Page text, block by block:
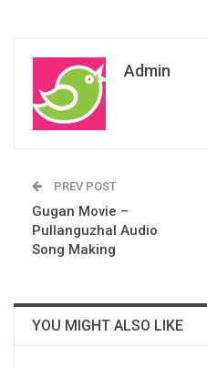
Admin
PREV POST
Gugan Movie –
Pullanguzhal Audio
Song Making
YOU MIGHT ALSO LIKE